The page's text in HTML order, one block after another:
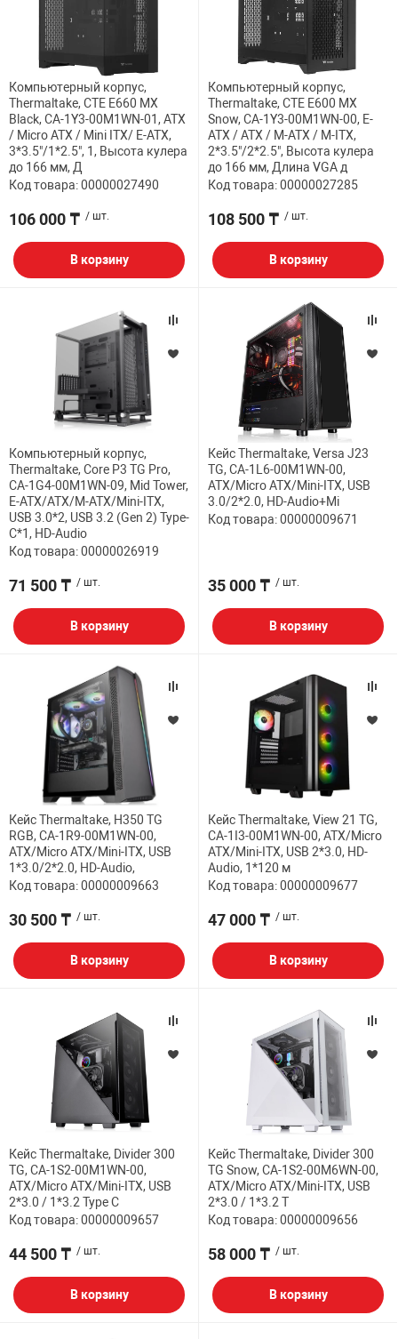
СИСТЕМЫ
КОРПУСА
БЛОКИ
ЗВУКОВЫЕ
МАТРИЦЫ ДЛЯ
PCI АДАПТЕРЫ
ФИЛЬТР
ВЕБ КАМЕРЫ
КОВРИКИ
ФЛЕШ КАРТЫ
ТВ ТЮНЕРЫ И
НАУШНИКИ И
КАБЕЛИ
ПЕРЕХОДНИКИ
USB
USB ХАБЫ
НАБОР ДЛЯ
32" дюймов
Мониторы с
38.5" дюймов
Кронштейны
Проекторов
И РАСХОДНИКИ ДЕНЕЖНЫЕ
КАРТРИДЖИ И
ТЕРМОПАСТЫ
ЧИСТЯЩИЕ
БАТАРЕЙКИ И
CD-DVD ДИСКИ
ЛЕНТА ДЛЯ
АНТЕННЫ И
СЕТЕВЫЕ
ПАТЧ КОРД
КОННЕКТОРА
PoE
РАЗВЕТВИТЕЛИ
ТЕХНИКА
РАЗВЕТВИТЕЛИ
EXTENDER
ВИТОЙ ПАРЕ
ОБОРУДОВАНИЕ
ПОЛКА ДЛЯ
ПОЛКА
ДОМА
ТЕХНИКА
Компьютерный корпус,
Thermaltake, CTE E660 MX
Black, CA-1Y3-00M1WN-01, ATX
/ Micro ATX / Mini ITX/ E-ATX,
3*3.5"/1*2.5", 1, Высота кулера
до 166 мм, Д
Код товара: 00000027490
106 000 ₸ / шт.
В корзину
Компьютерный корпус,
Thermaltake, CTE E600 MX
Snow, CA-1Y3-00M1WN-00, E-
ATX / ATX / M-ATX / M-ITX,
2*3.5"/2*2.5", Высота кулера
до 166 мм, Длина VGA д
Код товара: 00000027285
108 500 ₸ / шт.
В корзину
Компьютерный корпус,
Thermaltake, Core P3 TG Pro,
CA-1G4-00M1WN-09, Mid Tower,
E-ATX/ATX/M-ATX/Mini-ITX,
USB 3.0*2, USB 3.2 (Gen 2) Type-
C*1, HD-Audio
Код товара: 00000026919
71 500 ₸ / шт.
В корзину
Кейс Thermaltake, Versa J23
TG, CA-1L6-00M1WN-00,
ATX/Micro ATX/Mini-ITX, USB
3.0/2*2.0, HD-Audio+Mi
Код товара: 00000009671
35 000 ₸ / шт.
В корзину
Кейс Thermaltake, H350 TG
RGB, CA-1R9-00M1WN-00,
ATX/Micro ATX/Mini-ITX, USB
1*3.0/2*2.0, HD-Audio,
Код товара: 00000009663
30 500 ₸ / шт.
В корзину
Кейс Thermaltake, View 21 TG,
CA-1I3-00M1WN-00, ATX/Micro
ATX/Mini-ITX, USB 2*3.0, HD-
Audio, 1*120 м
Код товара: 00000009677
47 000 ₸ / шт.
В корзину
Кейс Thermaltake, Divider 300
TG, CA-1S2-00M1WN-00,
ATX/Micro ATX/Mini-ITX, USB
2*3.0 / 1*3.2 Type C
Код товара: 00000009657
44 500 ₸ / шт.
В корзину
Кейс Thermaltake, Divider 300
TG Snow, CA-1S2-00M6WN-00,
ATX/Micro ATX/Mini-ITX, USB
2*3.0 / 1*3.2 T
Код товара: 00000009656
58 000 ₸ / шт.
В корзину